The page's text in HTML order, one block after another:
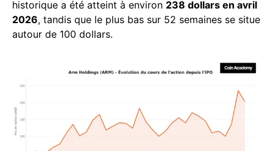
historique a été atteint à environ 238 dollars en avril
2026, tandis que le plus bas sur 52 semaines se situe
autour de 100 dollars.